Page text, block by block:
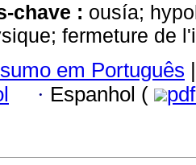
chave : ousía;
fermeture de
em Português |
· Espanhol (